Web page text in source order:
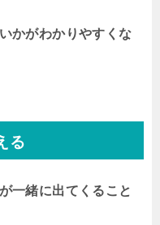
かがわかりやすくな
る
一緒に出てくること